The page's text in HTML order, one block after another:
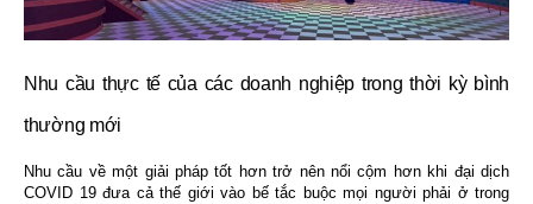
Nhu cầu thực tế của các doanh nghiệp trong thời kỳ bình
thường mới
Nhu cầu về một giải pháp tốt hơn trở nên nổi cộm hơn khi đại dịch
COVID 19 đưa cả thế giới vào bế tắc buộc mọi người phải ở trong